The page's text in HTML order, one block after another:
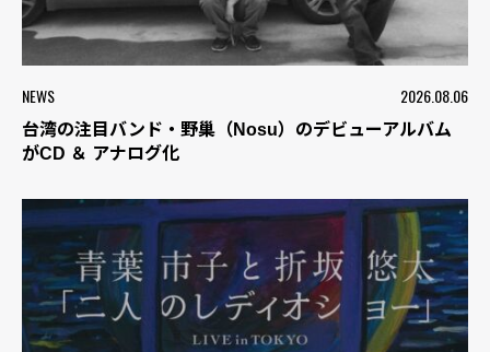
NEWS 2026.08.06
台湾の注目バンド・野巢（Nosu）のデビューアルバム
がCD ＆ アナログ化